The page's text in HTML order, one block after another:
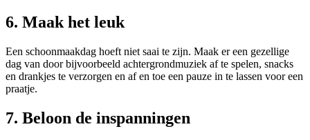
6. Maak het leuk
Een schoonmaakdag hoeft niet saai te zijn. Maak er een gezellige
dag van door bijvoorbeeld achtergrondmuziek af te spelen, snacks
en drankjes te verzorgen en af en toe een pauze in te lassen voor een
praatje.
7. Beloon de inspanningen